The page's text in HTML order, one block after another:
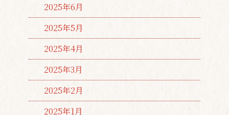
2025年6月
2025年5月
2025年4月
2025年3月
2025年2月
2025年1月